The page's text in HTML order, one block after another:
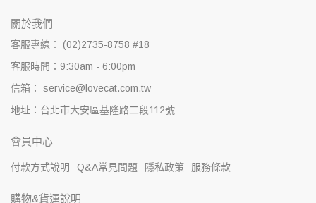
關於我們
客服專線： (02)2735-8758 #18
客服時間：9:30am - 6:00pm
信箱： service@lovecat.com.tw
地址：台北市大安區基隆路二段112號
會員中心
付款方式說明 Q&A常見問題 隱私政策 服務條款
購物&貨運說明